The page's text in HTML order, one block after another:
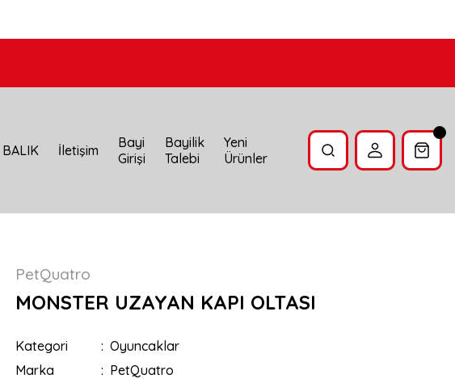
BALIK İletişim
Bayi
Girişi
Bayilik
Talebi
Yeni
Ürünler
PetQuatro
MONSTER UZAYAN KAPI OLTASI
Kategori
Oyuncaklar
Marka
PetQuatro